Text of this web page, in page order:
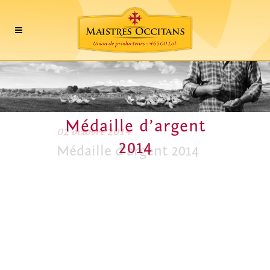
Médaille d’argent
2014
02 octobre 2014
Médaille d’argent 2014